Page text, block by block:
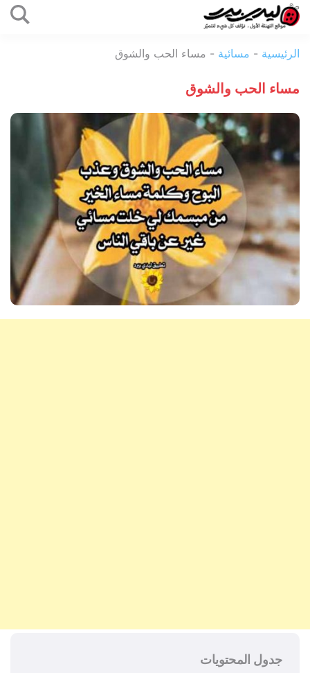
المحتوى
بيرد
الرئيسية - مسائية - مساء الحب والشوق
مساء الحب والشوق
جدول المحتويات